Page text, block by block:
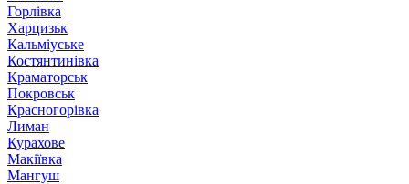
Горлівка
Харцизьк
Кальміуське
Костянтинівка
Краматорськ
Покровськ
Красногорівка
Лиман
Курахове
Макіївка
Мангуш